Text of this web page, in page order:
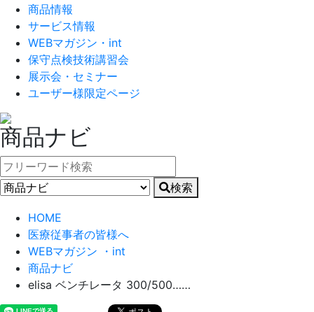
商品情報
サービス情報
WEBマガジン・int
保守点検技術講習会
展示会・セミナー
ユーザー様限定ページ
商品ナビ
検索
HOME
医療従事者の皆様へ
WEBマガジン ・int
商品ナビ
elisa ベンチレータ 300/500……